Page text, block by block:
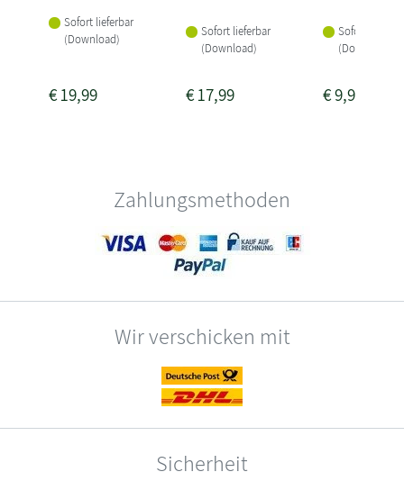
Sofort lieferbar
(Download)
€19,99
Sofort lieferbar
(Download)
€17,99
Sofort
(Download)
€9,99
Zahlungsmethoden
Wir verschicken mit
Sicherheit